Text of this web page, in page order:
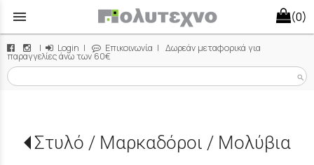
menu (0)
| Login | Επικοινωνία | Δωρεάν μεταφορικά για
παραγγελίες άνω των 60€
search
Στυλό / Μαρκαδόροι / Μολύβια